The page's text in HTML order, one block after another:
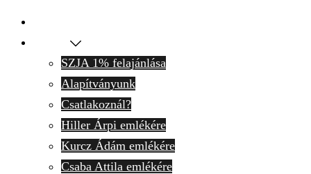
SZJA 1% felajánlása
Alapítványunk
Csatlakoznál?
Hiller Árpi emlékére
Kurcz Ádám emlékére
Csaba Attila emlékére